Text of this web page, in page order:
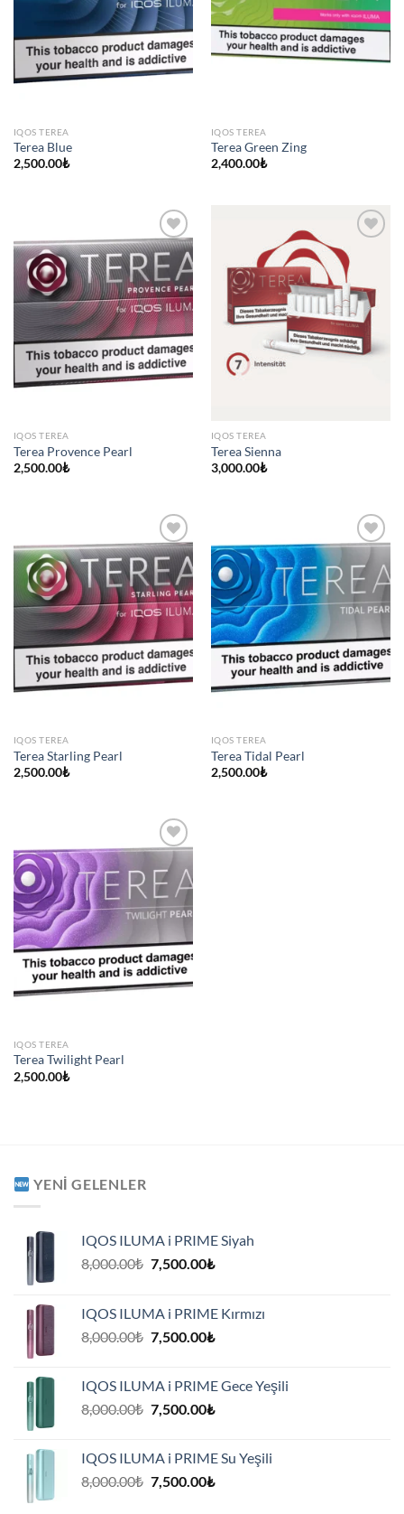
IQOS TEREA
Terea Blue
2,500.00₺
IQOS TEREA
Terea Green Zing
2,400.00₺
IQOS TEREA
Terea Provence Pearl
2,500.00₺
IQOS TEREA
Terea Sienna
3,000.00₺
IQOS TEREA
Terea Starling Pearl
2,500.00₺
IQOS TEREA
Terea Tidal Pearl
2,500.00₺
IQOS TEREA
Terea Twilight Pearl
2,500.00₺
YENI GELENLER
IQOS ILUMA i PRIME Siyah
8,000.00₺ Orijinal
7,500.00₺Şu
7,500.00₺.
IQOS ILUMA i PRIME Kırmızı
8,000.00₺ Orijinal
7,500.00₺Şu
7,500.00₺.
IQOS ILUMA i PRIME Gece Yeşili
8,000.00₺ Orijinal
7,500.00₺Şu
7,500.00₺.
IQOS ILUMA i PRIME Su Yeşili
8,000.00₺ Orijinal
7,500.00₺Şu